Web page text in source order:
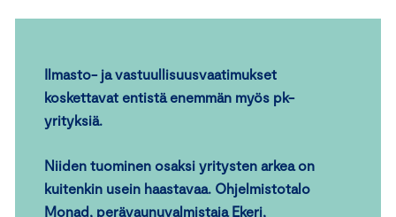
Ilmasto- ja vastuullisuusvaatimukset
koskettavat entistä enemmän myös pk-
yrityksiä.
Niiden tuominen osaksi yritysten arkea on
kuitenkin usein haastavaa. Ohjelmistotalo
Monad, perävaunuvalmistaja Ekeri,